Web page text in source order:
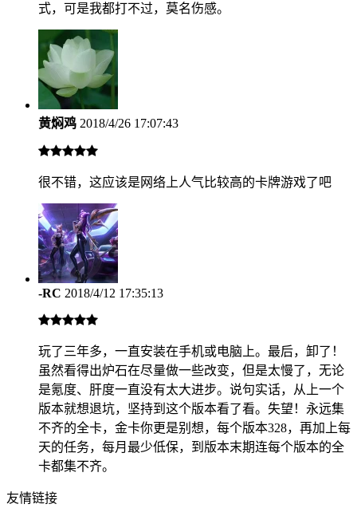
式，可是我都打不过，莫名伤感。
黄焖鸡 2018/4/26 17:07:43
很不错，这应该是网络上人气比较高的卡牌游戏了吧
-RC 2018/4/12 17:35:13
玩了三年多，一直安装在手机或电脑上。最后，卸了！
虽然看得出炉石在尽量做一些改变，但是太慢了，无论
是氪度、肝度一直没有太大进步。说句实话，从上一个
版本就想退坑，坚持到这个版本看了看。失望！永远集
不齐的全卡，金卡你更是别想，每个版本328，再加上每
天的任务，每月最少低保，到版本末期连每个版本的全
卡都集不齐。
友情链接